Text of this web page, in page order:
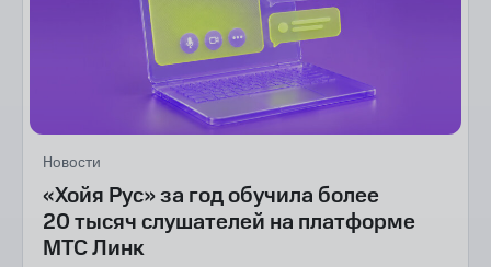
Новости
«Хойя Рус» за год обучила более
20 тысяч слушателей на платформе
МТС Линк